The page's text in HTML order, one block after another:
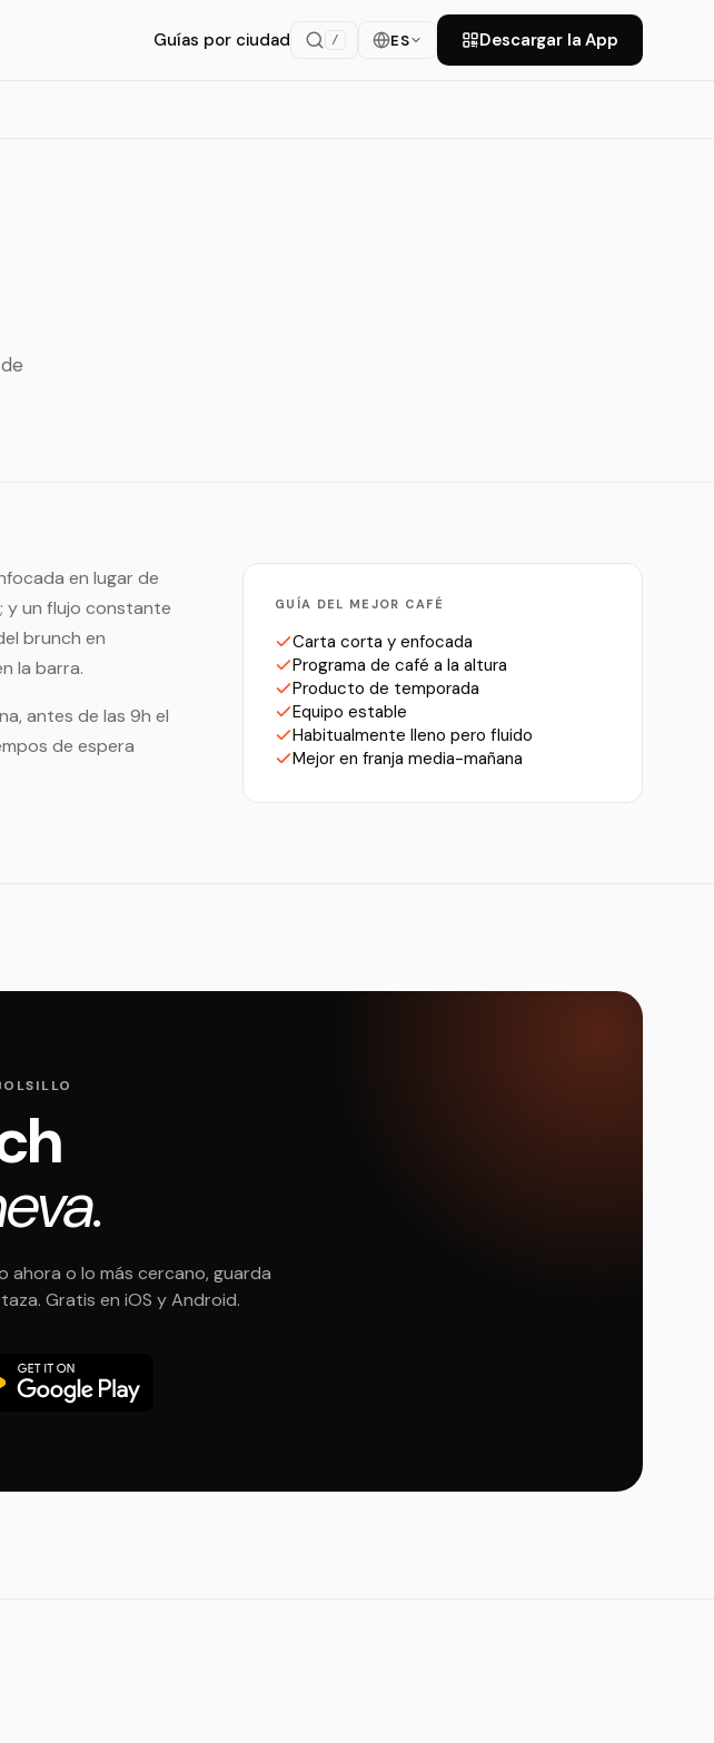
Guías por ciudad / ES Descargar la App
en lugar de
y un flujo constante
brunch en
la barra.
antes de las 9h el
de espera
GUÍA DEL MEJOR CAFÉ
Carta corta y enfocada
Programa de café a la altura
Producto de temporada
Equipo estable
Habitualmente lleno pero fluido
Mejor en franja media-mañana
ahora o lo más cercano, guarda
Gratis en iOS y Android.